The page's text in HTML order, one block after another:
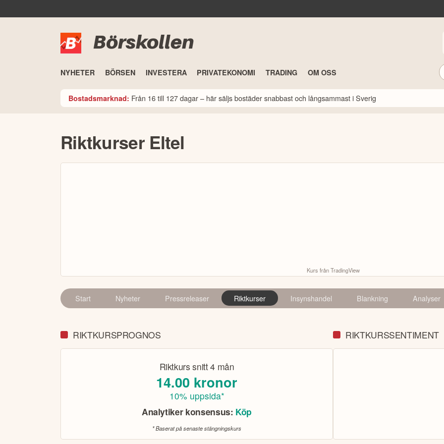
Börskollen
NYHETER BÖRSEN INVESTERA PRIVATEKONOMI TRADING OM OSS
Bostadsmarknad: Från 16 till 127 dagar – här säljs bostäder snabbast och långsammast i Sverig
Riktkurser Eltel
Kurs från TradingView
Start Nyheter Pressreleaser Riktkurser Insynshandel Blankning Analyser
RIKTKURSPROGNOS
Riktkurs snitt4 mån
14.00 kronor
10% uppsida*
Analytiker konsensus: Köp
* Baserat på senaste stängningskurs
RIKTKURSSENTIMENT